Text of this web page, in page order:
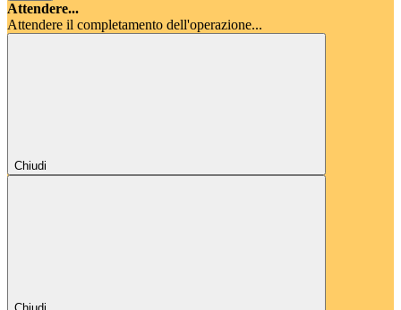
Attendere...
Attendere il completamento dell'operazione...
Chiudi